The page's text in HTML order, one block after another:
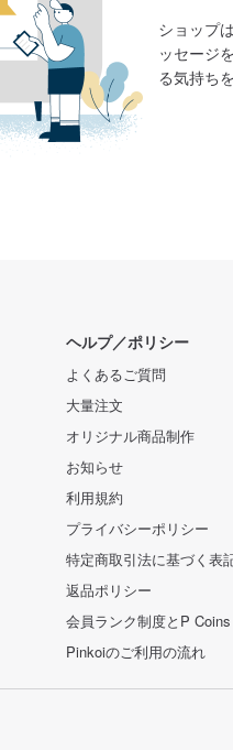
ショップ
ッセージ
る気持ち
ヘルプ／ポリシー
よくあるご質問
大量注文
オリジナル商品制作
お知らせ
利用規約
プライバシーポリシー
特定商取引法に基づく表
返品ポリシー
会員ランク制度とP Coins
Pinkoiのご利用の流れ